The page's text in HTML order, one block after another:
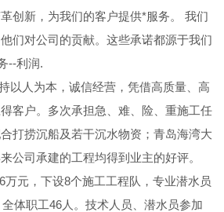
创新，为我们的客户提供*服务。 我们
们对公司的贡献。这些承诺都源于我们
--利润.
以人为本，诚信经营，凭借高质量、高
客户。多次承担急、难、险、重施工任
打捞沉船及若干沉水物资；青岛海湾大
公司承建的工程均得到业主的好评。
万元，下设8个施工工程队，专业潜水员
体职工46人。技术人员、潜水员参加